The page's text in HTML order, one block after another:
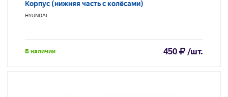
Корпус (нижняя часть с колёсами)
HYUNDAI
В наличии 450 /шт.